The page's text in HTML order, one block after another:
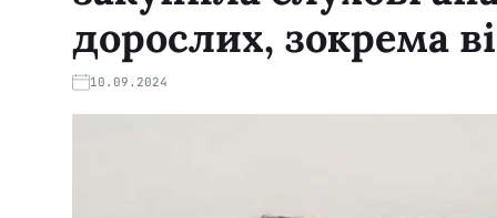
дорослих, зокрема
10.09.2024